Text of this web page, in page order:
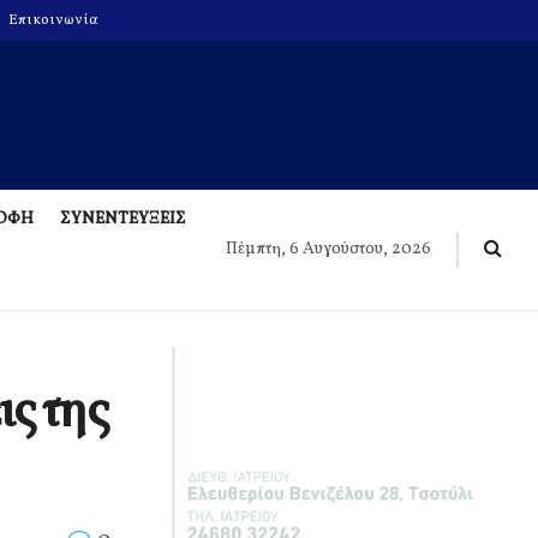
Επικοινωνία
ΣΥΝΕΝΤΕΥΞΕΙΣ
Πέμπτη, 6 Αυγούστου, 2026
της